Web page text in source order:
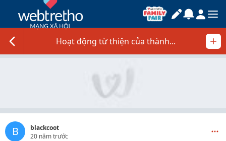
Hoạt động từ thiện của thành...
B
blackcoot
20 năm trước